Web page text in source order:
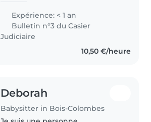
de CP et sa sœur en maternelle.
Je les accompagne dans les
devoirs,..
Expérience: < 1 an
Bulletin n°3 du Casier
Judiciaire
10,50 €/heure
Deborah
Babysitter in Bois-Colombes